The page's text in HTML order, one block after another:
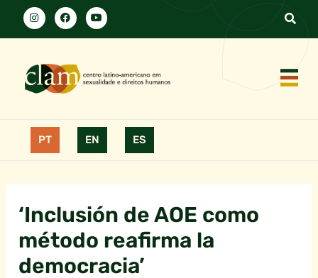
PT EN ES
‘Inclusión de AOE como
método reafirma la
democracia’